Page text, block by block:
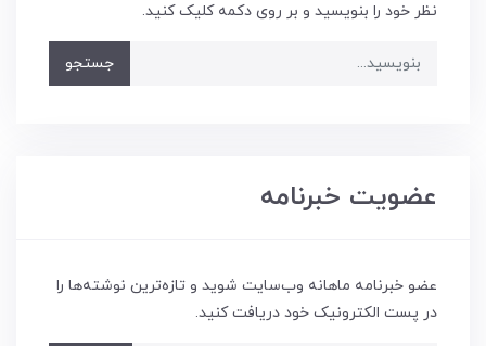
نظر خود را بنویسید و بر روی دکمه کلیک کنید.
جستجو
عضویت خبرنامه
عضو خبرنامه ماهانه وب‌سایت شوید و تازه‌ترین نوشته‌ها را
در پست الکترونیک خود دریافت کنید.